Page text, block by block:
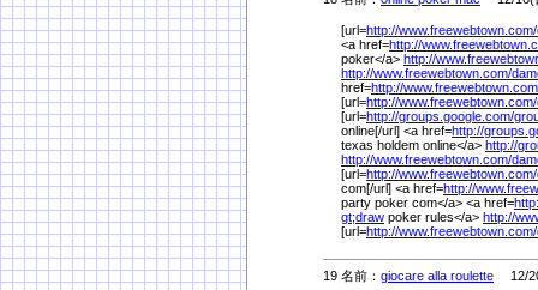
[url=http://www.freewebtown.com/
<a href=http://
poker</a> http://
http://www.freewebtown.com/
href=http://
[url=http://www.freewebtown.com/
[url=http://groups.google.com/
online[/url] <a href=http://
texas holdem online</a> http://
http://www.freewebtown.com/
[url=http://www.freewebtown.com/
com[/url] <a href=http://
party poker com</a> <a href=
gt;draw poker rules</a> http://
[url=http://www.freewebtown.com/
19 名前： giocare alla roulette 12/